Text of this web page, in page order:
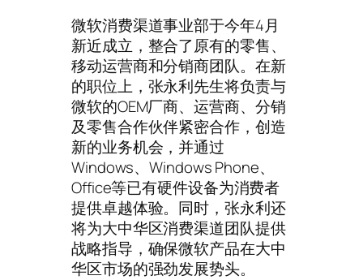
微软消费渠道事业部于今年4月
新近成立，整合了原有的零售、
移动运营商和分销商团队。在新
的职位上，张永利先生将负责与
微软的OEM厂商、运营商、分销
及零售合作伙伴紧密合作，创造
新的业务机会，并通过
Windows、Windows Phone、
Office等已有硬件设备为消费者
提供卓越体验。同时，张永利还
将为大中华区消费渠道团队提供
战略指导，确保微软产品在大中
华区市场的强劲发展势头。